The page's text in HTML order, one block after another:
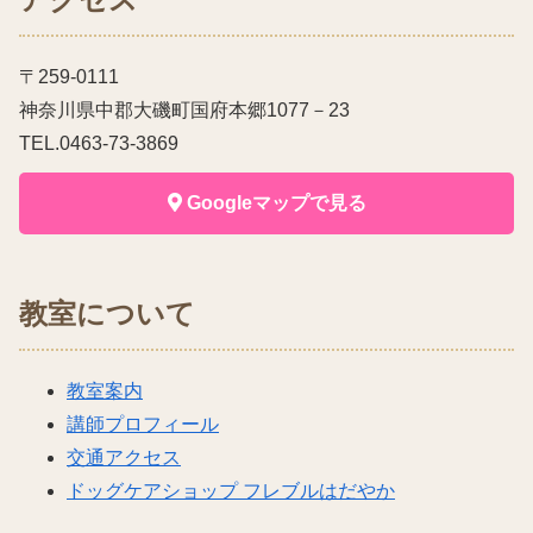
〒259-0111
神奈川県中郡大磯町国府本郷1077－23
TEL.0463-73-3869
Googleマップで見る
教室について
教室案内
講師プロフィール
交通アクセス
ドッグケアショップ フレブルはだやか